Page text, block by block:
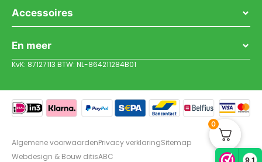
9,1
Accessoires
En meer
KvK: 87127113 BTW: NL-864211284B01
Algemene voorwaardenPrivacy verklaringSitemap
Webdesign & Bouw ditisABC
0